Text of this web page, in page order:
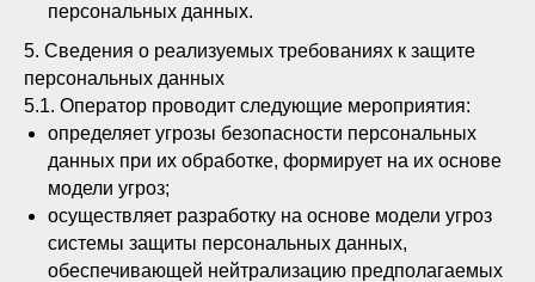
персональных данных.
5. Сведения о реализуемых требованиях к защите
персональных данных
5.1. Оператор проводит следующие мероприятия:
определяет угрозы безопасности персональных
данных при их обработке, формирует на их основе
модели угроз;
осуществляет разработку на основе модели угроз
системы защиты персональных данных,
обеспечивающей нейтрализацию предполагаемых